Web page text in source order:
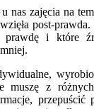
nas zajęcia na
post-
prawdę i które
muszę z